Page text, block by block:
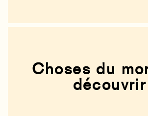
Choses du
découvrir